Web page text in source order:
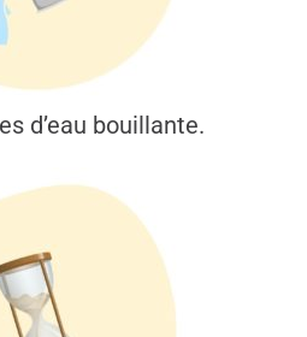
d’eau bouillante.